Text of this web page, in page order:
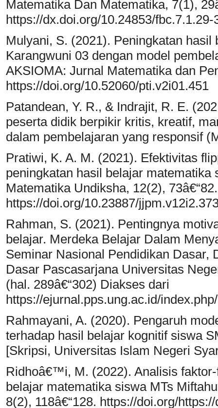
Matematika Dan Matematika, 7(1),
https://dx.doi.org/10.24853/fbc.7.1.29-
Mulyani, S. (2021). Peningkatan
Karangwuni 03 dengan model
AKSIOMA: Jurnal Matematika dan
https://doi.org/10.52060/pti.v2i01.451
Patandean, Y. R., & Indrajit, R. E.
peserta didik berpikir kritis, kreatif,
dalam pembelajaran yang responsif
Pratiwi, K. A. M. (2021). Efektivitas
peningkatan hasil belajar matematika
Matematika Undiksha, 12(2), 73â€“82.
https://doi.org/10.23887/
Rahman, S. (2021). Pentingnya
belajar. Merdeka Belajar Dalam
Seminar Nasional Pendidikan Dasar,
Dasar Pascasarjana Universitas
(hal. 289â€“302) Diakses dari
https://ejurnal.pps.ung.ac.id/
Rahmayani, A. (2020). Pengaruh
terhadap hasil belajar kognitif siswa
[Skripsi, Universitas Islam Negeri
Ridhoâ€™i, M. (2022). Analisis
belajar matematika siswa MTs
8(2), 118â€“128. https://doi.org/